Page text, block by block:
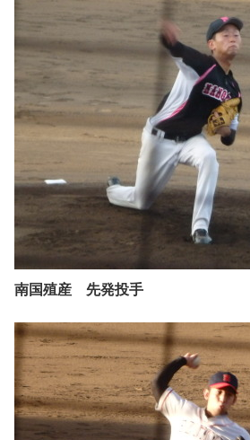
南国殖産 先発投手